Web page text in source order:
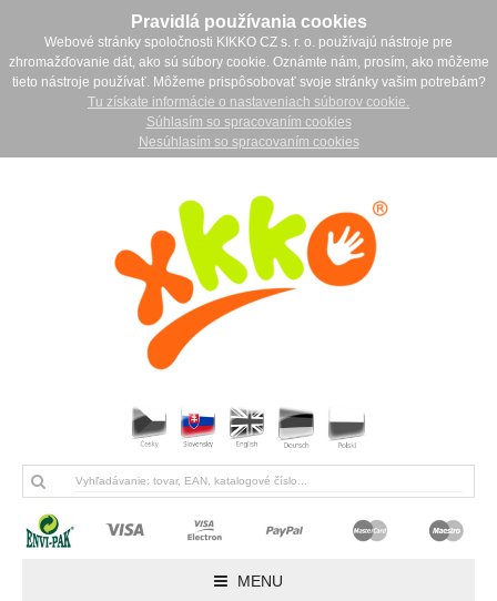
Pravidlá používania cookies
Webové stránky spoločnosti KIKKO CZ s. r. o. používajú nástroje pre
zhromažďovanie dát, ako sú súbory cookie. Oznámte nám, prosím, ako môžeme
tieto nástroje používať. Môžeme prispôsobovať svoje stránky vašim potrebám?
Tu získate informácie o nastaveniach súborov cookie.
Súhlasím so spracovaním cookies
Nesúhlasím so spracovaním cookies
MENU